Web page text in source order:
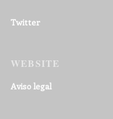
Twitter
WEBSITE
Aviso legal